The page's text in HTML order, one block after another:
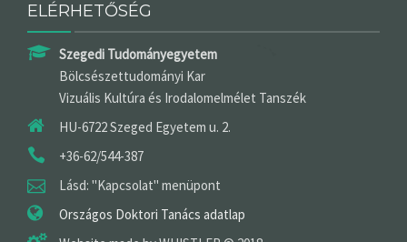
ELÉRHETŐSÉG
Szegedi Tudományegyetem
Bölcsészettudományi Kar
Vizuális Kultúra és Irodalomelmélet Tanszék
HU-6722 Szeged Egyetem u. 2.
+36-62/544-387
Lásd: "Kapcsolat" menüpont
Országos Doktori Tanács adatlap